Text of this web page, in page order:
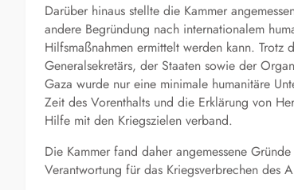
Darüber hinaus stellte die Kammer
andere Begründung nach internationalem
Hilfsmaßnahmen ermittelt werden kann. Trotz
Generalsekretärs, der Staaten sowie der
Gaza wurde nur eine minimale humanitäre
Zeit des Vorenthalts und die Erklärung von
Hilfe mit den Kriegszielen verband.
Die Kammer fand daher angemessene
Verantwortung für das Kriegsverbrechen des